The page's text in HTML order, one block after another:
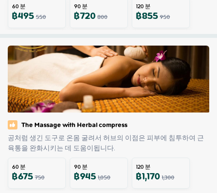
60분
฿495550
90분
฿720800
120분
฿855950
The Massage with Herbal compress
공처럼 생긴 도구로 온몸 굴려서 허브의 이점은 피부에 침투하여 근
육통을 완화시키는 데 도움이됩니다.
60분
฿675750
90분
฿9451,050
120분
฿1,1701,300